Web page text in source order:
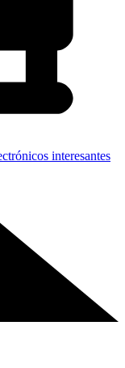
interesantes